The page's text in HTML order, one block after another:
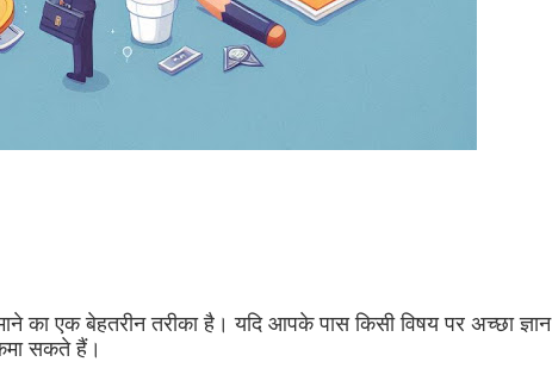
का एक बेहतरीन तरीका है। यदि आपके पास किसी विषय पर अच्छा ज्ञान
सकते हैं।